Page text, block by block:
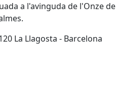
a l'avinguda de l'Onze de
La Llagosta - Barcelona